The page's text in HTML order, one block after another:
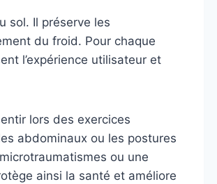
sol. Il préserve les
du froid. Pour chaque
l’expérience utilisateur et
lors des exercices
abdominaux ou les postures
ou une
ainsi la santé et améliore